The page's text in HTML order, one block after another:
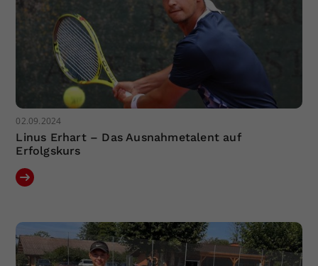
02.09.2024
Linus Erhart – Das Ausnahmetalent auf
Erfolgskurs